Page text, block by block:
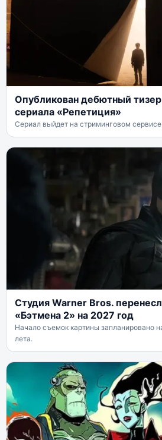
Опубликован дебютный тизер
сериала «Репетиция»
Сериал выйдет на стриминговом
Студия Warner Bros.
«Бэтмена 2» на 2027 год
Начало съемок картины запланировано
лета.